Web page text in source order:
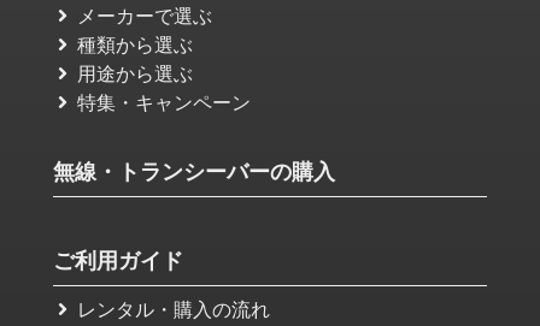
メーカーで選ぶ
種類から選ぶ
用途から選ぶ
特集・キャンペーン
無線・トランシーバーの購入
ご利用ガイド
レンタル・購入の流れ